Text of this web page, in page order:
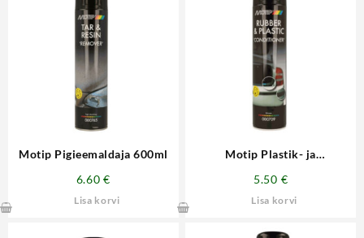
Motip Pigieemaldaja 600ml
6.60€
Lisa korvi
Motip Plastik- ja
hooldusvahend 600ml
5.50 €
Lisa korvi